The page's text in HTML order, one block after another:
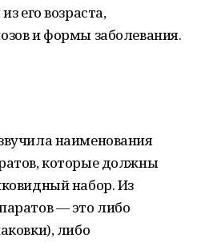
его возраста,
и формы заболевания.
наименования
которые должны
набор. Из
— это либо
либо